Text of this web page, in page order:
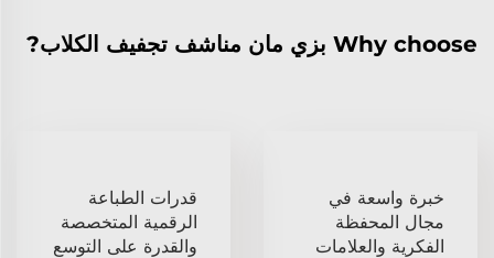
Why choose بزي مان مناشف تجفيف الكلاب?
خبرة واسعة في
مجال المحفظة
الفكرية والعلامات
قدرات الطباعة
الرقمية المتخصصة
والقدرة على التوسع